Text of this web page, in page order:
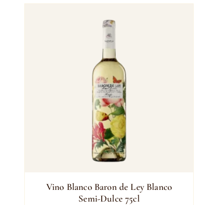
Vino Blanco Baron de Ley Blanco
Semi-Dulce 75cl